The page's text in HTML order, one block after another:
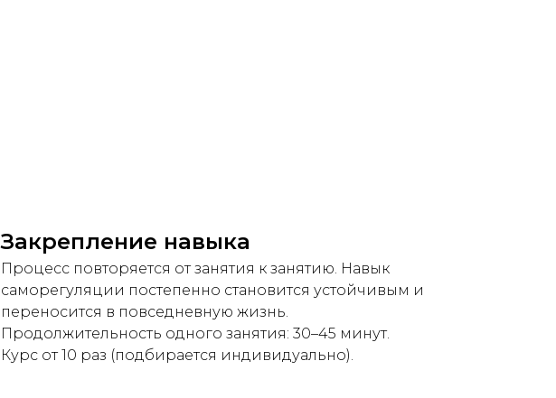
Закрепление навыка
Процесс повторяется от занятия к занятию. Навык
саморегуляции постепенно становится устойчивым и
переносится в повседневную жизнь.
Продолжительность одного занятия: 30–45 минут.
Курс от 10 раз (подбирается индивидуально).